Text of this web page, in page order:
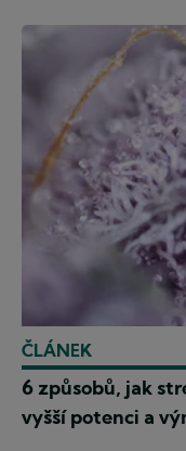
ČLÁNEK
6 způsobů, jak
vyšší potenci a